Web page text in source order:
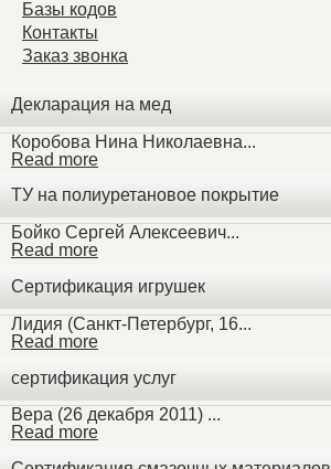
Базы кодов
Контакты
Заказ звонка
Декларация на мед
Коробова Нина Николаевна...
Read more
ТУ на полиуретановое покрытие
Бойко Сергей Алексеевич...
Read more
Сертификация игрушек
Лидия (Санкт-Петербург, 16...
Read more
сертификация услуг
Вера (26 декабря 2011) ...
Read more